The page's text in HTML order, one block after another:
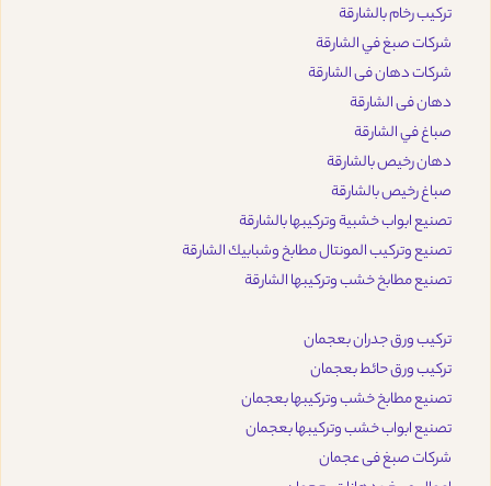
تركيب رخام بالشارقة
شركات صبغ في الشارقة
شركات دهان فى الشارقة
دهان فى الشارقة
صباغ في الشارقة
دهان رخيص بالشارقة
صباغ رخيص بالشارقة
تصنيع ابواب خشبية وتركيبها بالشارقة
تصنيع وتركيب المونتال مطابخ وشبابيك الشارقة
تصنيع مطابخ خشب وتركيبها الشارقة
تركيب ورق جدران بعجمان
تركيب ورق حائط بعجمان
تصنيع مطابخ خشب وتركيبها بعجمان
تصنيع ابواب خشب وتركيبها بعجمان
شركات صبغ فى عجمان